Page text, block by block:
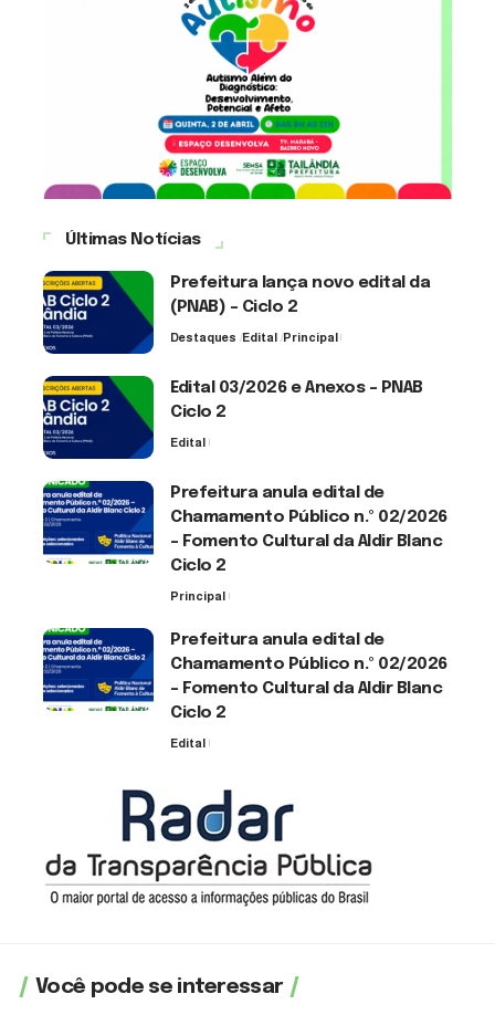
Últimas Notícias
Prefeitura lança novo edital da
(PNAB) – Ciclo 2
Destaques Edital Principal
Edital 03/2026 e Anexos – PNAB
Ciclo 2
Edital
Prefeitura anula edital de
Chamamento Público n.º 02/2026
– Fomento Cultural da Aldir Blanc
Ciclo 2
Principal
Prefeitura anula edital de
Chamamento Público n.º 02/2026
– Fomento Cultural da Aldir Blanc
Ciclo 2
Edital
Você pode se interessar